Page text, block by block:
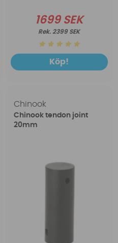
1699 SEK
2399 SEK
Köp!
Chinook
Chinook tendon joint
20mm